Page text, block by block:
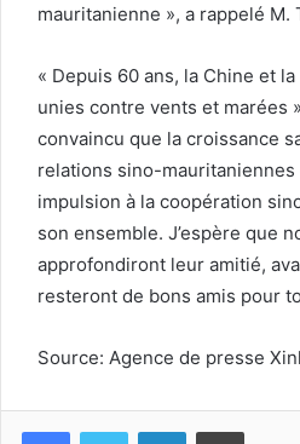
mauritanienne », a rappelé M.
« Depuis 60 ans, la Chine et
unies contre vents et marées
convaincu que la croissance
relations sino-
impulsion à la coopération
son ensemble. J’espère que
approfondiront leur amitié,
resteront de bons amis pour
Source: Agence de presse
FacebookTwitter LinkedinImprimer